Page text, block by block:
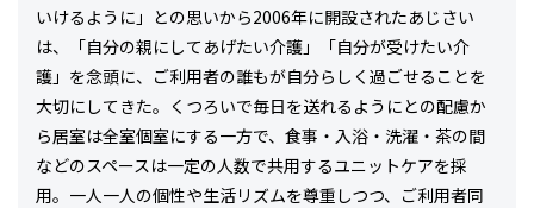
いけるように」との思いから2006年に開設されたあじさい
は、「自分の親にしてあげたい介護」「自分が受けたい介
護」を念頭に、ご利用者の誰もが自分らしく過ごせることを
大切にしてきた。くつろいで毎日を送れるようにとの配慮か
ら居室は全室個室にする一方で、食事・入浴・洗濯・茶の間
などのスペースは一定の人数で共用するユニットケアを採
用。一人一人の個性や生活リズムを尊重しつつ、ご利用者同